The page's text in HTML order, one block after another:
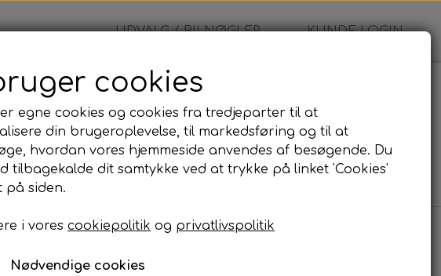
UDVALG / BILNØGLER KUNDE LOGIN
Nøgleblad
99,00 kr.
Nøgleblad
Lagerstatus:100 på lager
cookies
egne cookies og cookies fra tredjeparter til at
din brugeroplevelse, til markedsføring og til at
hvordan vores hjemmeside anvendes af besøgende. Du
tilbagekalde dit samtykke ved at trykke på linket 'Cookies'
på siden.
i vores cookiepolitik og privatlivspolitik
Nødvendige cookies